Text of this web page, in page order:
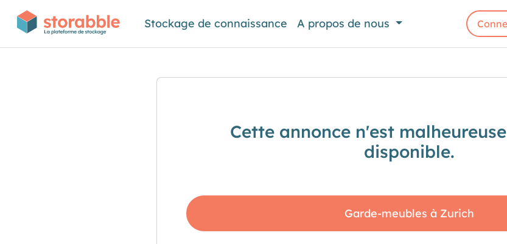
Stockage de connaissance A propos de nous
Cette annonce n'est
disponible.
Garde-meubles à Zurich